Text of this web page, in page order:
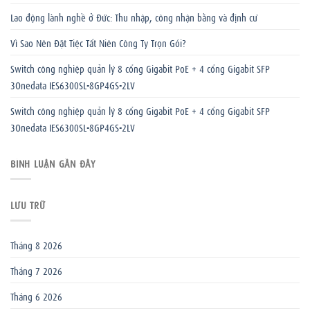
Lao động lành nghề ở Đức: Thu nhập, công nhận bằng và định cư
Vì Sao Nên Đặt Tiệc Tất Niên Công Ty Trọn Gói?
Switch công nghiệp quản lý 8 cổng Gigabit PoE + 4 cổng Gigabit SFP
3Onedata IES6300SL-8GP4GS-2LV
Switch công nghiệp quản lý 8 cổng Gigabit PoE + 4 cổng Gigabit SFP
3Onedata IES6300SL-8GP4GS-2LV
BÌNH LUẬN GẦN ĐÂY
LƯU TRỮ
Tháng 8 2026
Tháng 7 2026
Tháng 6 2026